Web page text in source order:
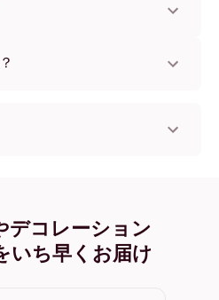
屋でも安心してお使いいただ
イル
イル
デコレーション
いち早くお届け